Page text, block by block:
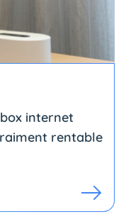
internet
rentable